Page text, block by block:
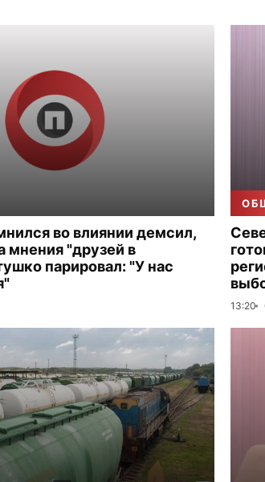
во влиянии демсил,
мнения "друзей в
парировал: "У нас
13:20